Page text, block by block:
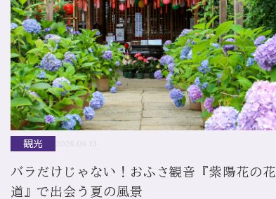
観光
バラだけじゃない！おふさ観音『紫陽花の花
道』で出会う夏の風景